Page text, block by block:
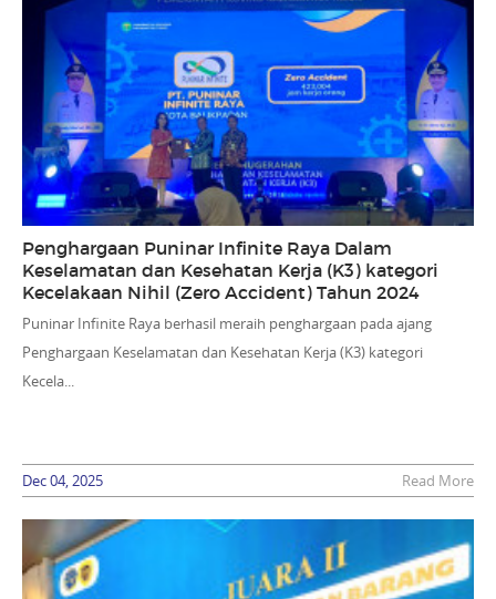
Penghargaan Puninar Infinite Raya Dalam
Keselamatan dan Kesehatan Kerja (K3) kategori
Kecelakaan Nihil (Zero Accident) Tahun 2024
Puninar Infinite Raya berhasil meraih penghargaan pada ajang
Penghargaan Keselamatan dan Kesehatan Kerja (K3) kategori
Kecela...
Dec 04, 2025 Read More